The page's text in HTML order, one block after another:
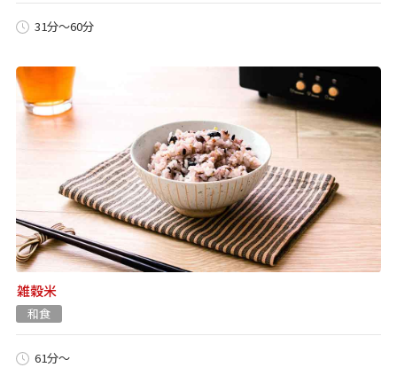
31分～60分
雑穀米
和食
61分～